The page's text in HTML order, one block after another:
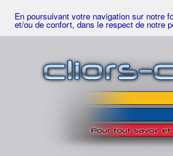
En poursuivant votre navigation sur notre
et/ou de confort, dans le respect de notre